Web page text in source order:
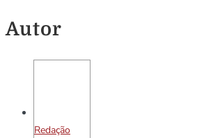
Autor
Redação